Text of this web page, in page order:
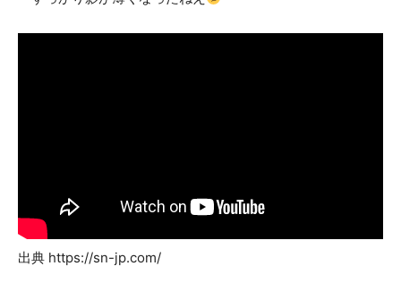
出典 https://sn-jp.com/